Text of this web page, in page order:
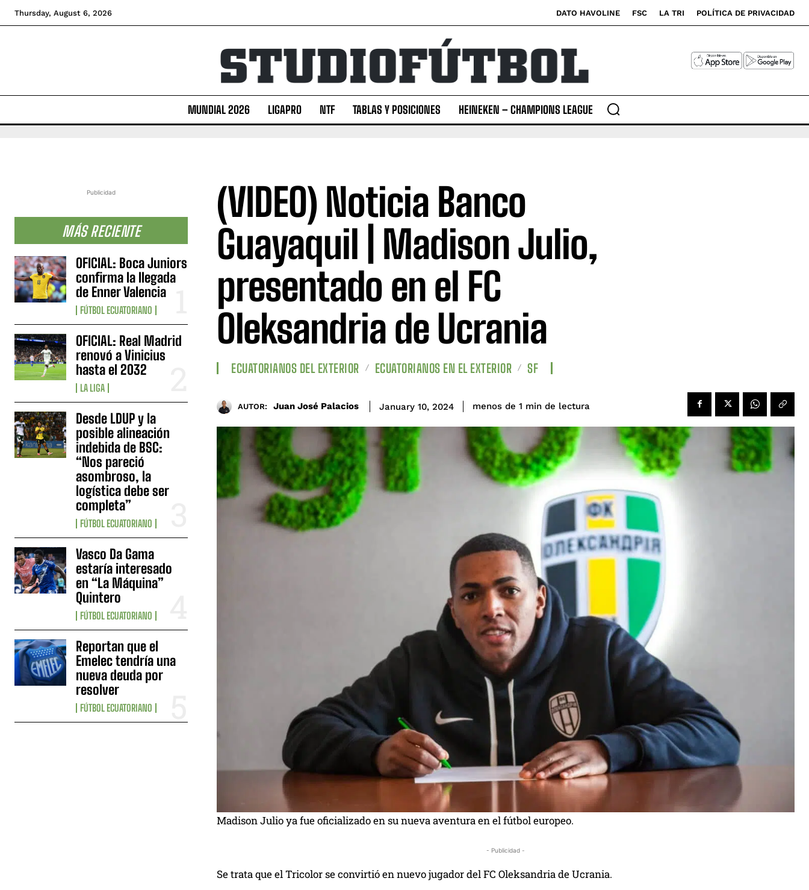
Thursday, August 6, 2026 DATO HAVOLINE FSC LA TRI POLÍTICA DE PRIVACIDAD
MUNDIAL 2026 LIGAPRO NTF TABLAS Y POSICIONES HEINEKEN – CHAMPIONS LEAGUE
Publicidad
MÁS RECIENTE
OFICIAL: Boca Juniors
confirma la llegada
de Enner Valencia
FÚTBOL ECUATORIANO
OFICIAL: Real Madrid
renovó a Vinicius
hasta el 2032
LA LIGA
Desde LDUP y la
posible alineación
indebida de BSC:
“Nos pareció
asombroso, la
logística debe ser
completa”
FÚTBOL ECUATORIANO
Vasco Da Gama
estaría interesado
en “La Máquina”
Quintero
FÚTBOL ECUATORIANO
Reportan que el
Emelec tendría una
nueva deuda por
resolver
FÚTBOL ECUATORIANO
(VIDEO) Noticia Banco
Guayaquil | Madison Julio,
presentado en el FC
Oleksandria de Ucrania
ECUATORIANOS DEL EXTERIOR ECUATORIANOS EN EL EXTERIOR SF
AUTOR: Juan José Palacios January 10, 2024 menos de 1 min de lectura
Madison Julio ya fue oficializado en su nueva aventura en el fútbol europeo.
- Publicidad -
Se trata que el Tricolor se convirtió en nuevo jugador del FC Oleksandria de Ucrania.